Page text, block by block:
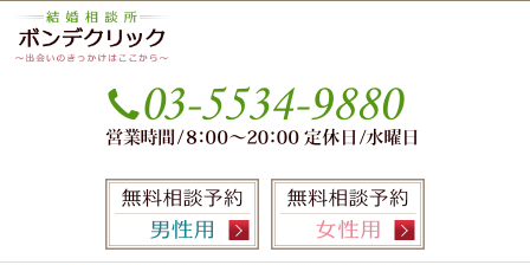
本気の婚活を応援します。銀座・有楽町の結婚相談所なら当相談所へ。
銀座・有楽町の婚活なら圧倒的なサポート力のIBJ加盟結婚相談所ボンデクリック
無料相談予約男性用